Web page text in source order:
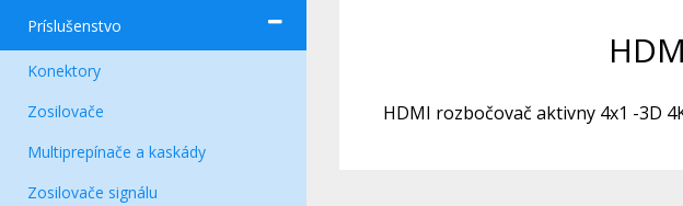
Príslušenstvo
Konektory
Zosilovače
Multiprepínače a kaskády
Zosilovače signálu
HDMI rozbočovač aktivny 4x1 -3D